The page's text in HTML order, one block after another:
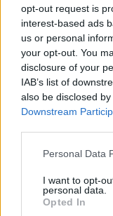
opt-out request is
interest-based ads
us or personal
your opt-out. You
disclosure of your
IAB’s list of
also be disclosed
Downstream
Please note that
not limited to your
grant or deny
use your data for
Personal Data
I want to opt-
personal data.
Opted In
A szülők
lányukat az
és
„rémisztő
küzd.
„Lehetetlen
volt ez az eset
— áll a